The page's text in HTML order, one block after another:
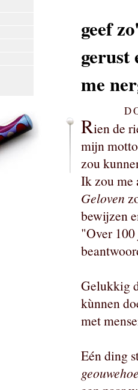
geef
gerust
me
Rien de
mijn
zou
Ik zou me
Geloven
bewijzen
"Over
Gelukkig
kùnnen
met
Eén ding